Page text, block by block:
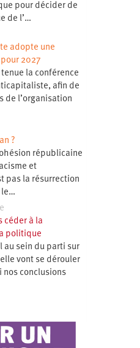
pour décider de
de l’…
adopte une
2027
tenue la conférence
afin de
de l’organisation
?
républicaine
et
pas la résurrection
le…
céder à la
politique
au sein du parti sur
vont se dérouler
nos conclusions